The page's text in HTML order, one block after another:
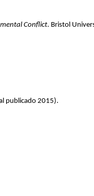
Conflict. Bristol
publicado 2015).